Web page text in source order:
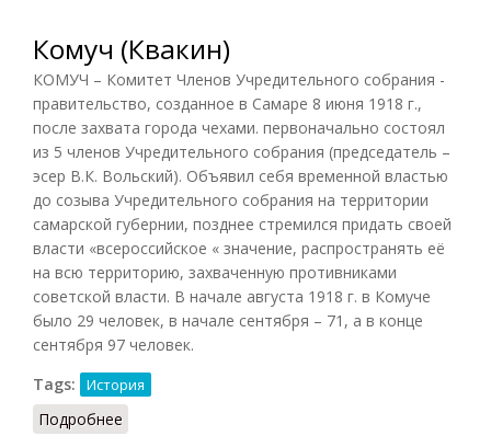
Комуч (Квакин)
КОМУЧ – Комитет Членов Учредительного собрания -
правительство, созданное в Самаре 8 июня 1918 г.,
после захвата города чехами. первоначально состоял
из 5 членов Учредительного собрания (председатель –
эсер В.К. Вольский). Объявил себя временной властью
до созыва Учредительного собрания на территории
самарской губернии, позднее стремился придать своей
власти «всероссийское « значение, распространять её
на всю территорию, захваченную противниками
советской власти. В начале августа 1918 г. в Комуче
было 29 человек, в начале сентября – 71, а в конце
сентября 97 человек.
Tags:
История
Подробнее